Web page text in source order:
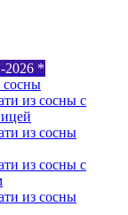
*
сосны
из сосны с
из сосны
из сосны с
из сосны